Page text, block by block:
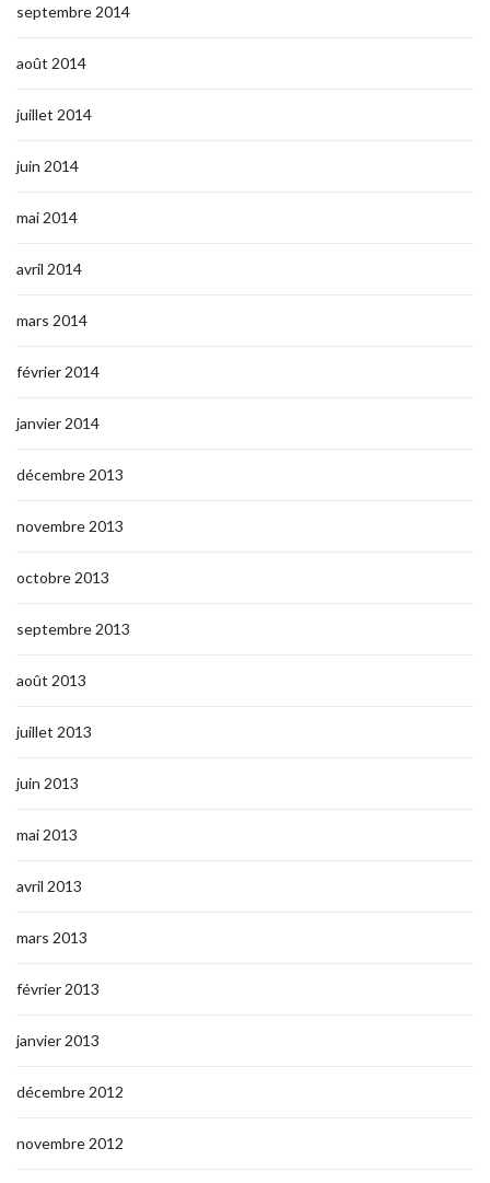
septembre 2014
août 2014
juillet 2014
juin 2014
mai 2014
avril 2014
mars 2014
février 2014
janvier 2014
décembre 2013
novembre 2013
octobre 2013
septembre 2013
août 2013
juillet 2013
juin 2013
mai 2013
avril 2013
mars 2013
février 2013
janvier 2013
décembre 2012
novembre 2012